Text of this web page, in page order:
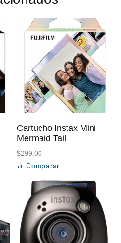
Cartucho Instax Mini
Mermaid Tail
$299.00
Añadir al carrito
Comparar